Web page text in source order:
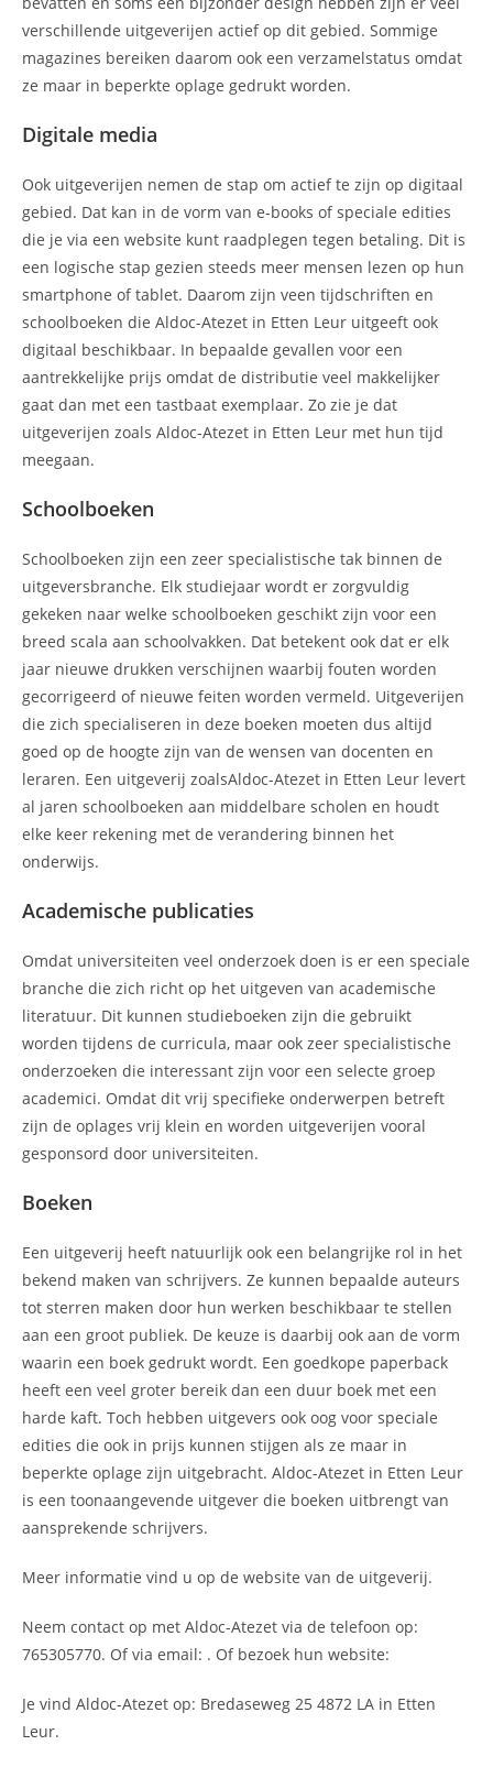
verschillende uitgeverijen actief op dit gebied. Sommige
magazines bereiken daarom ook een verzamelstatus omdat
ze maar in beperkte oplage gedrukt worden.
Digitale media
Ook uitgeverijen nemen de stap om actief te zijn op digitaal
gebied. Dat kan in de vorm van e-books of speciale edities
die je via een website kunt raadplegen tegen betaling. Dit is
een logische stap gezien steeds meer mensen lezen op hun
smartphone of tablet. Daarom zijn veen tijdschriften en
schoolboeken die Aldoc-Atezet in Etten Leur uitgeeft ook
digitaal beschikbaar. In bepaalde gevallen voor een
aantrekkelijke prijs omdat de distributie veel makkelijker
gaat dan met een tastbaat exemplaar. Zo zie je dat
uitgeverijen zoals Aldoc-Atezet in Etten Leur met hun tijd
meegaan.
Schoolboeken
Schoolboeken zijn een zeer specialistische tak binnen de
uitgeversbranche. Elk studiejaar wordt er zorgvuldig
gekeken naar welke schoolboeken geschikt zijn voor een
breed scala aan schoolvakken. Dat betekent ook dat er elk
jaar nieuwe drukken verschijnen waarbij fouten worden
gecorrigeerd of nieuwe feiten worden vermeld. Uitgeverijen
die zich specialiseren in deze boeken moeten dus altijd
goed op de hoogte zijn van de wensen van docenten en
leraren. Een uitgeverij zoalsAldoc-Atezet in Etten Leur levert
al jaren schoolboeken aan middelbare scholen en houdt
elke keer rekening met de verandering binnen het
onderwijs.
Academische publicaties
Omdat universiteiten veel onderzoek doen is er een speciale
branche die zich richt op het uitgeven van academische
literatuur. Dit kunnen studieboeken zijn die gebruikt
worden tijdens de curricula, maar ook zeer specialistische
onderzoeken die interessant zijn voor een selecte groep
academici. Omdat dit vrij specifieke onderwerpen betreft
zijn de oplages vrij klein en worden uitgeverijen vooral
gesponsord door universiteiten.
Boeken
Een uitgeverij heeft natuurlijk ook een belangrijke rol in het
bekend maken van schrijvers. Ze kunnen bepaalde auteurs
tot sterren maken door hun werken beschikbaar te stellen
aan een groot publiek. De keuze is daarbij ook aan de vorm
waarin een boek gedrukt wordt. Een goedkope paperback
heeft een veel groter bereik dan een duur boek met een
harde kaft. Toch hebben uitgevers ook oog voor speciale
edities die ook in prijs kunnen stijgen als ze maar in
beperkte oplage zijn uitgebracht. Aldoc-Atezet in Etten Leur
is een toonaangevende uitgever die boeken uitbrengt van
aansprekende schrijvers.
Meer informatie vind u op de website van de uitgeverij.
Neem contact op met Aldoc-Atezet via de telefoon op:
765305770. Of via email: . Of bezoek hun website:
Je vind Aldoc-Atezet op: Bredaseweg 25 4872 LA in Etten
Leur.